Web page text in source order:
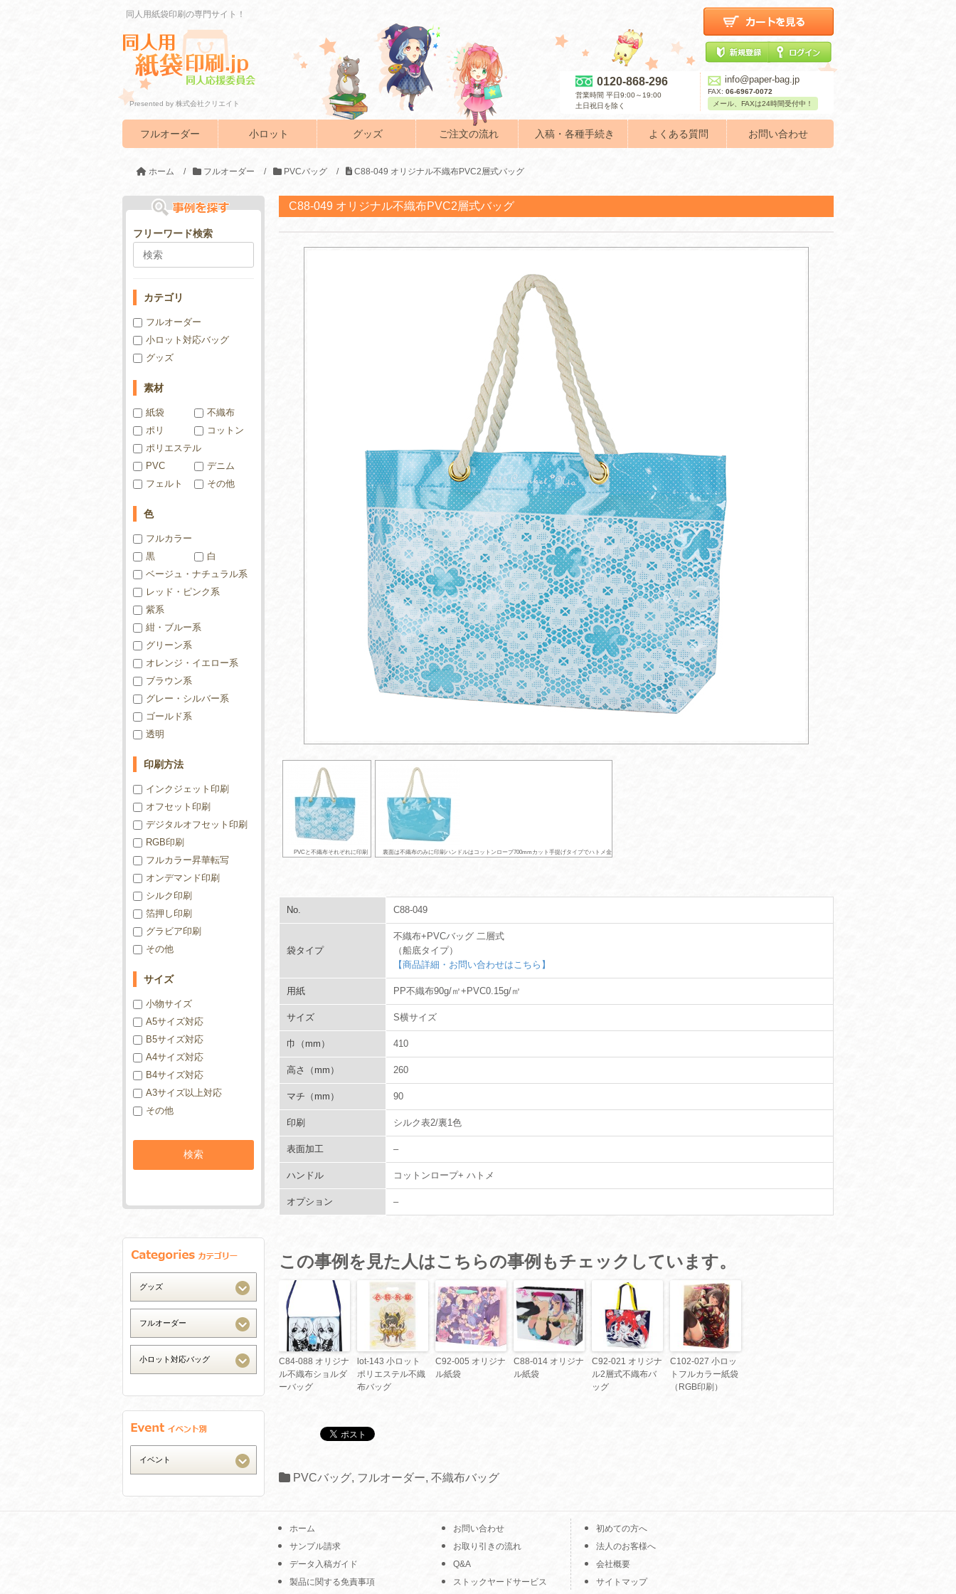
同人用紙袋印刷の専門サイト！
Presented by 株式会社クリエイト
0120-868-296
営業時間 平日9:00～19:00
土日祝日を除く
info@paper-bag.jp
FAX: 06-6967-0072
メール、FAXは24時間受付中！
フルオーダー 小ロット グッズ ご注文の流れ 入稿・各種手続き よくある質問 お問い合わせ
ホーム / フルオーダー / PVCバッグ / C88-049 オリジナル不織布PVC2層式バッグ
C88-049 オリジナル不織布PVC2層式バッグ
PVCと不織布それぞれに印刷 裏面は不織布のみに印刷ハンドルはコットンロープ700mmカット手提げタイプでハトメ金
No. C88-049
袋タイプ
不織布+PVCバッグ 二層式
（船底タイプ）
【商品詳細・お問い合わせはこちら】
用紙 PP不織布90g/㎡+PVC0.15g/㎡
サイズ S横サイズ
巾（mm） 410
高さ（mm） 260
マチ（mm） 90
印刷 シルク表2/裏1色
表面加工 –
ハンドル コットンロープ+ ハトメ
オプション –
この事例を見た人はこちらの事例もチェックしています。
C84-088 オリジナ
ル不織布ショルダ
ーバッグ
lot-143 小ロット
ポリエステル不織
布バッグ
C92-005 オリジナ
ル紙袋
C88-014 オリジナ
ル紙袋
C92-021 オリジナ
ル2層式不織布バ
ッグ
C102-027 小ロッ
トフルカラー紙袋
（RGB印刷）
PVCバッグ, フルオーダー, 不織布バッグ
フリーワード検索
カテゴリ
フルオーダー
小ロット対応バッグ
グッズ
素材
紙袋
不織布
ポリ
コットン
ポリエステル
PVC
デニム
フェルト
その他
色
フルカラー
黒
白
ベージュ・ナチュラル系
レッド・ピンク系
紫系
紺・ブルー系
グリーン系
オレンジ・イエロー系
ブラウン系
グレー・シルバー系
ゴールド系
透明
印刷方法
インクジェット印刷
オフセット印刷
デジタルオフセット印刷
RGB印刷
フルカラー昇華転写
オンデマンド印刷
シルク印刷
箔押し印刷
グラビア印刷
その他
サイズ
小物サイズ
A5サイズ対応
B5サイズ対応
A4サイズ対応
B4サイズ対応
A3サイズ以上対応
その他
ホーム
サンプル請求
データ入稿ガイド
製品に関する免責事項
お問い合わせ
お取り引きの流れ
Q&A
ストックヤードサービス
初めての方へ
法人のお客様へ
会社概要
サイトマップ